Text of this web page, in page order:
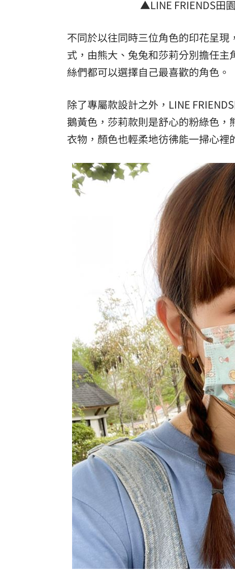
▲LINE FRIENDS田
不同於以往同時三位角色的印花呈現
式，由熊大、 兔兔和莎莉分別擔任主
絲們都可以選擇自己最喜歡的角色。
除了專屬款設計之外，LINE
鵝黃色，莎莉款則是舒心的粉綠色，
衣物， 顏色也輕柔地彷彿能一掃心裡